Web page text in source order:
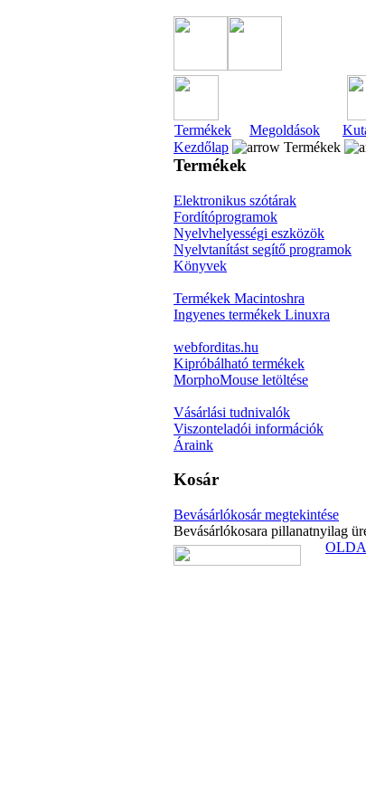
Termékek Megoldások
Kezdőlap
Termékek
Termékek
Elektronikus szótárak
Fordítóprogramok
Nyelvhelyességi eszközök
Nyelvtanítást segítő programok
Könyvek
Termékek Macintoshra
Ingyenes termékek Linuxra
webforditas.hu
Kipróbálható termékek
MorphoMouse letöltése
Vásárlási tudnivalók
Viszonteladói információk
Áraink
Kosár
Bevásárlókosár megtekintése
Bevásárlókosara pillanatnyilag